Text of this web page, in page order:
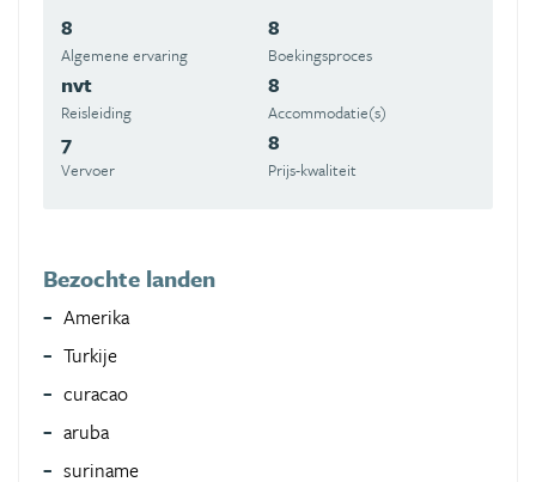
8
Algemene ervaring
8
Boekingsproces
nvt
Reisleiding
8
Accommodatie(s)
7
Vervoer
8
Prijs-kwaliteit
Bezochte landen
Amerika
Turkije
curacao
aruba
suriname